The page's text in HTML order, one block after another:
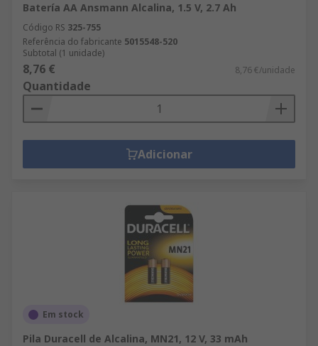
Batería AA Ansmann Alcalina, 1.5 V, 2.7 Ah
Código RS 325-755
Referência do fabricante 5015548-520
Subtotal (1 unidade)
8,76 € 8,76 €/unidade
Quantidade
Adicionar
Em stock
Pila Duracell de Alcalina, MN21, 12 V, 33 mAh